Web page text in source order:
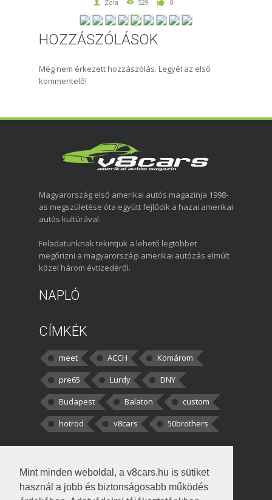
Mint minden weboldal, a v8cars.hu is sütiket
használ a jobb és biztonságosabb működés
Zola 529 0
HOZZÁSZÓLÁSOK
Még nem érkezett hozzászólás. Legyél az első
kommentelő!
Magyarország első amerikai autós magazinja 1998-
as megszületése óta együtt fejlődik a hazai amerikai
autós kultúrával.
Feladatunknak tekintjük a lehető legtöbbet
megőrizni a magyarországi amerikai autózás elmúlt
közel három évtizedéről.
NAPLÓ
CÍMKÉK
meet ACCH
Komárom
pre65
Lurdy
DNY
Budapest
Balaton
custom
hotrod
v8cars 50brothers
kortisz:Elszúrtam! Én csak két
darabbaal számoltam. Nem tudtam, hogy fél autót,